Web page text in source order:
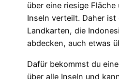
über eine riesige
Inseln verteilt. Daher ist
Landkarten, die
abdecken, auch etwas
Dafür bekommst du
über alle Inseln und